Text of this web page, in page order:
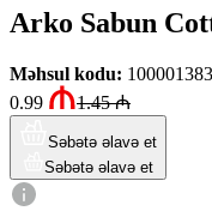
Arko Sabun
Məhsul kodu:
0.99
1.45₼
Səbətə əlavə et
Səbətə əlavə et